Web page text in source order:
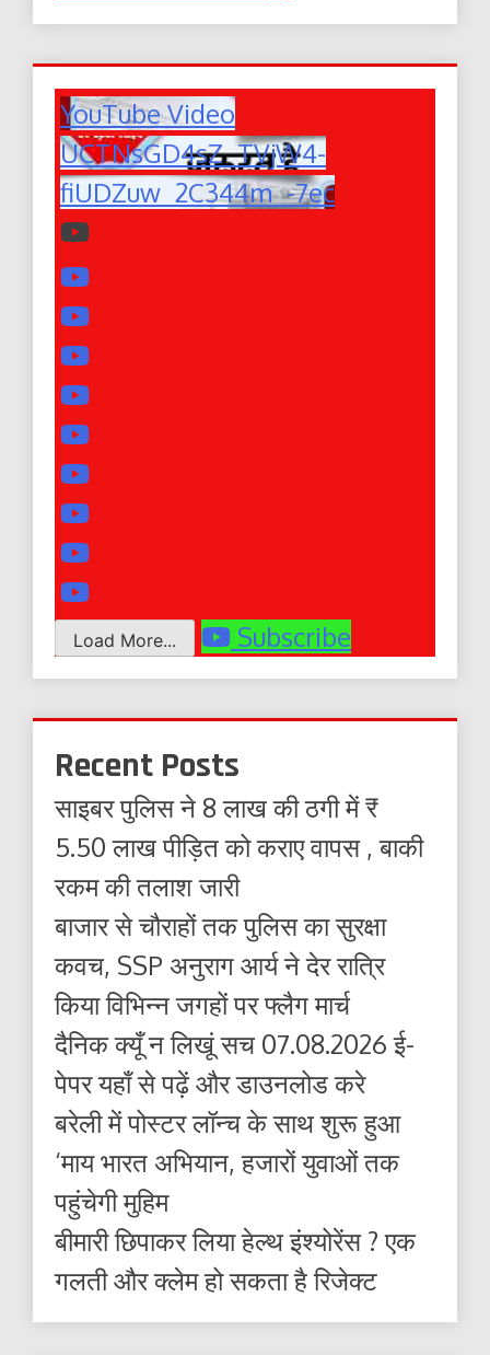
YouTube Video
UCTNsGD4sZ_TVjW4-
fiUDZuw_2C344m_-7ec
Load More... Subscribe
Recent Posts
साइबर पुलिस ने 8 लाख की ठगी में ₹
5.50 लाख पीड़ित को कराए वापस , बाकी
रकम की तलाश जारी
बाजार से चौराहों तक पुलिस का सुरक्षा
कवच, SSP अनुराग आर्य ने देर रात्रि
किया विभिन्न जगहों पर फ्लैग मार्च
दैनिक क्यूँ न लिखूं सच 07.08.2026 ई-
पेपर यहाँ से पढ़ें और डाउनलोड करे
बरेली में पोस्टर लॉन्च के साथ शुरू हुआ
‘माय भारत अभियान, हजारों युवाओं तक
पहुंचेगी मुहिम
बीमारी छिपाकर लिया हेल्थ इंश्योरेंस ? एक
गलती और क्लेम हो सकता है रिजेक्ट